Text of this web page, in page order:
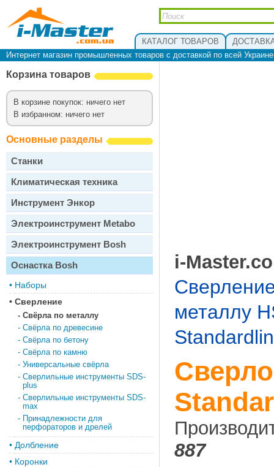
КАТАЛОГ ТОВАРОВ
Интернет магазин промышленных товаров с доставкой по всей
Корзина товаров
В корзине покупок: ничего нет
В избранном: ничего нет
Основные разделы
Станки
Климатическая техника
Инструмент Энкор
Электроинструмент Metabo
Электроинструмент Bosh
Оснастка Bosh
• Наборы
• Сверление
- Свёрла по металлу
- Свёрла по древесине
- Свёрла по бетону
- Свёрла по камню
- Универсальные свёрла
- Сверлильные инструменты SDS-
plus
- Сверлильные инструменты SDS-
max
- Принадлежности для
перфораторов и дрелей
• Долбление
• Коронки
i-
металлу
887